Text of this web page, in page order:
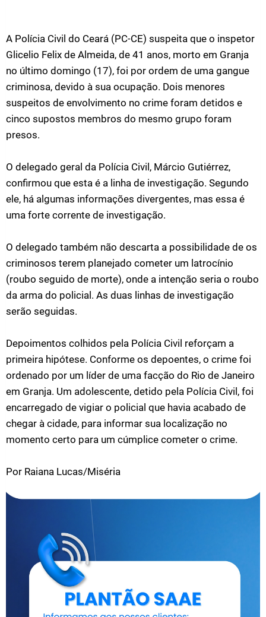
A Polícia Civil do Ceará (PC-CE) suspeita que o inspetor
Glicelio Felix de Almeida, de 41 anos, morto em Granja
no último domingo (17), foi por ordem de uma gangue
criminosa, devido à sua ocupação. Dois menores
suspeitos de envolvimento no crime foram detidos e
cinco supostos membros do mesmo grupo foram
presos.
O delegado geral da Polícia Civil, Márcio Gutiérrez,
confirmou que esta é a linha de investigação. Segundo
ele, há algumas informações divergentes, mas essa é
uma forte corrente de investigação.
O delegado também não descarta a possibilidade de os
criminosos terem planejado cometer um latrocínio
(roubo seguido de morte), onde a intenção seria o roubo
da arma do policial. As duas linhas de investigação
serão seguidas.
Depoimentos colhidos pela Polícia Civil reforçam a
primeira hipótese. Conforme os depoentes, o crime foi
ordenado por um líder de uma facção do Rio de Janeiro
em Granja. Um adolescente, detido pela Polícia Civil, foi
encarregado de vigiar o policial que havia acabado de
chegar à cidade, para informar sua localização no
momento certo para um cúmplice cometer o crime.
Por Raiana Lucas/Miséria